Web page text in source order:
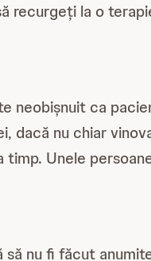
recurgeți la o
neobișnuit ca
dacă nu chiar
Unele
nu fi făcut